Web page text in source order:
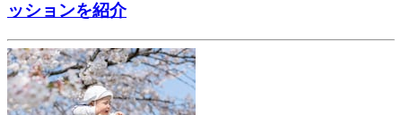
ッションを紹介